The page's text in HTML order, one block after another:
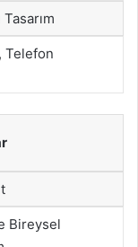
Telefon
Bireysel